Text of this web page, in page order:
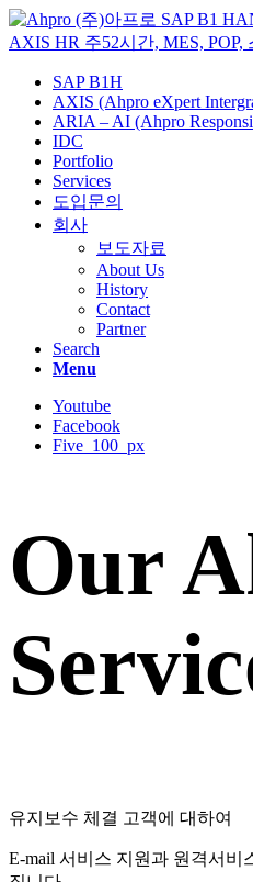
SAP B1H
AXIS (Ahpro eXpert
ARIA – AI (Ahpro
IDC
Portfolio
Services
도입문의
회사
보도자료
About Us
History
Contact
Partner
Search
Menu
Youtube
Facebook
Five_100_px
Our
유지보수 체결 고객에 대하여
E-mail 서비스 지원과 원격서비